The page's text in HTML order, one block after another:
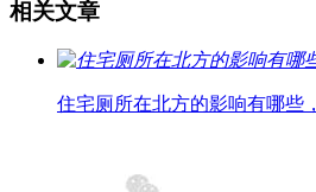
相关文章
住宅厕所在北方的影响有哪些